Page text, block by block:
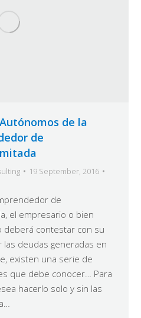
de la
de
19 September, 2016
de
el empresario o bien
deberá contestar con su
deudas generadas en
existen una serie de
que debe conocer… Para
hacerlo solo y sin las